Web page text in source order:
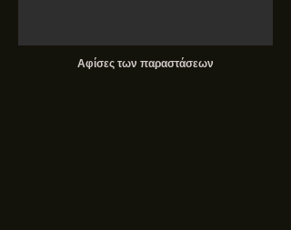
Αφίσες των παραστάσεων